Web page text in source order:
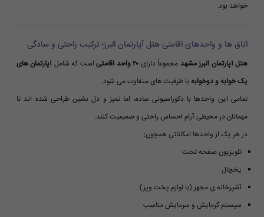
خواهد بود.
اتاق ها و واحدهای اقامتی هتل آپارتمان البرز؛ ترکیب راحتی و سادگی
هتل آپارتمان البرز مشهد مجموعاً دارای ۲۰ واحد اقامتی است که شامل آپارتمان های
یک خوابه و دوخوابه با ظرفیت های متفاوت می شود.
تمامی این واحدها با دکوراسیونی ساده، اما تمیز و دل نشین طراحی شده اند تا
مهمانان در محیطی آرام احساس راحتی و صمیمیت کنند.
در هر یک از واحدها امکاناتی همچون:
تلویزیون صفحه تخت
یخچال
آشپزخانه ی مجهز (با لوازم پخت وپز)
سیستم گرمایش و سرمایش مناسب